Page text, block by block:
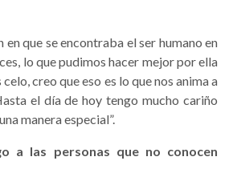
en que se encontraba el ser humano en
lo que pudimos hacer mejor por ella
creo que eso es lo que nos anima a
el día de hoy tengo mucho cariño
manera especial”.
a las personas que no conocen